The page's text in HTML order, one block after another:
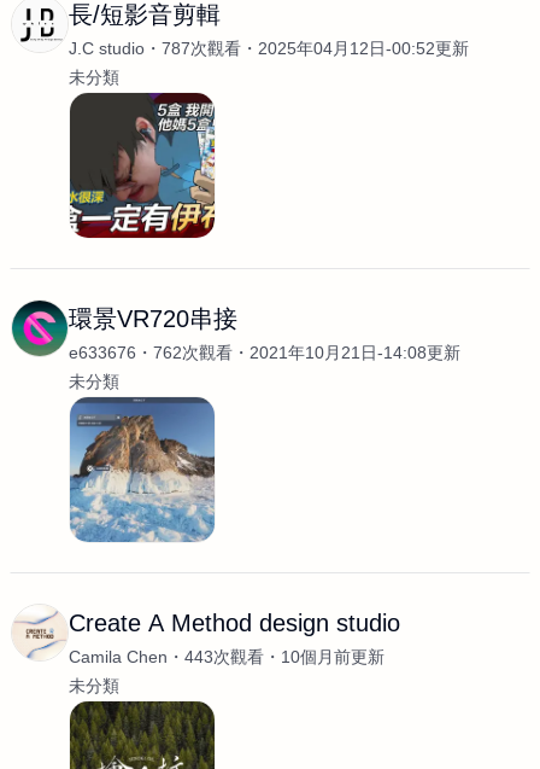
長/短影音剪輯
J.C studio 787次觀看
2025年04月12日-00:52更新
未分類
環景VR720串接
e633676 762次觀看
2021年10月21日-14:08更新
未分類
Create A Method design studio
Camila Chen 443次觀看
10個月前更新
未分類